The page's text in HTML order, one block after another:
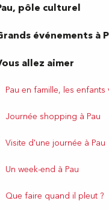
pôle culturel
événements à
allez aimer
Pau en famille, les
Journée shopping à Pau
Visite d'une journée à Pau
Un week-end à Pau
Que faire quand il pleut ?